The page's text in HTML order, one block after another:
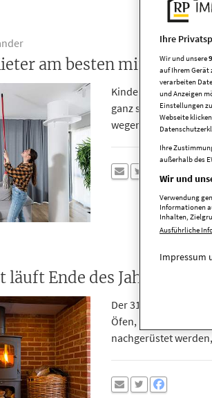
am besten mit lauten
Kindergeschrei,
ganz schön laut
wegen Lärm lösen.
Ende des Jahres ab
Der 31. Dezember
Öfen, die zwischen
nachgerüstet
Ihre
Wir und unsere
auf Ihrem Gerät
verarbeiten
und Anzeigen
Einstellungen
Webseite
Ihre
außerhalb des
Wir und
Verwendung
Informationen
Inhalten,
Ausführliche
Impressum